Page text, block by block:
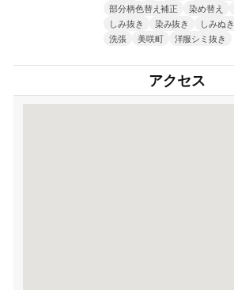
部分柄色替え補正
染め替え
しみ抜き
染み抜き しみぬき
洗張
美咲町 洋服シミ抜き
アクセス